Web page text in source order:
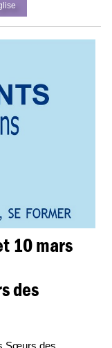
10 mars
des
Sœurs des